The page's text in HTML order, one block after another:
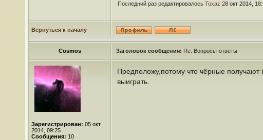
Последний раз редактировалось Toxaz 28 окт 2014,
Вернуться к началу
Cosmos Заголовок сообщения: Re: Вопросы-ответы
Зарегистрирован: 05 окт
2014, 09:25
Сообщения: 10
Предположу,потому что чёрные получают
выиграть.